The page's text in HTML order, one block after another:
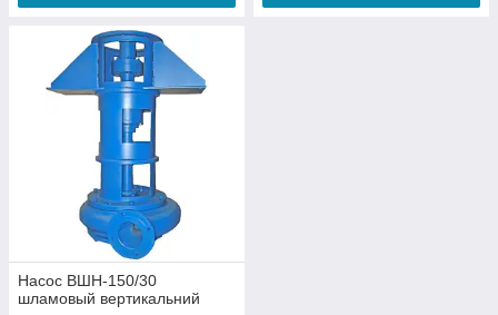
Насос ВШН-150/30
шламовый вертикальний